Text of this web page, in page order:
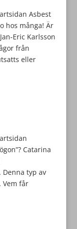
Asbest
hos många! Är
Eric Karlsson
från
eller
Catarina
typ av
Vem får